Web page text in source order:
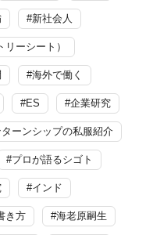
#新社会人
ーシート）
#海外で働く
#ES #企業研究
ーンシップの私服紹介
#プロが語るシゴト
#インド
き方 #海老原嗣生